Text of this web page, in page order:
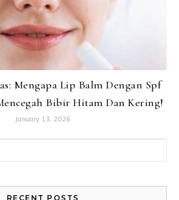
Mengapa Lip Balm Dengan Spf
Bibir Hitam Dan Kering!
January 13, 2026
RECENT POSTS